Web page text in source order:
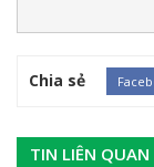
Chia sẻ
TIN LIÊN QUAN